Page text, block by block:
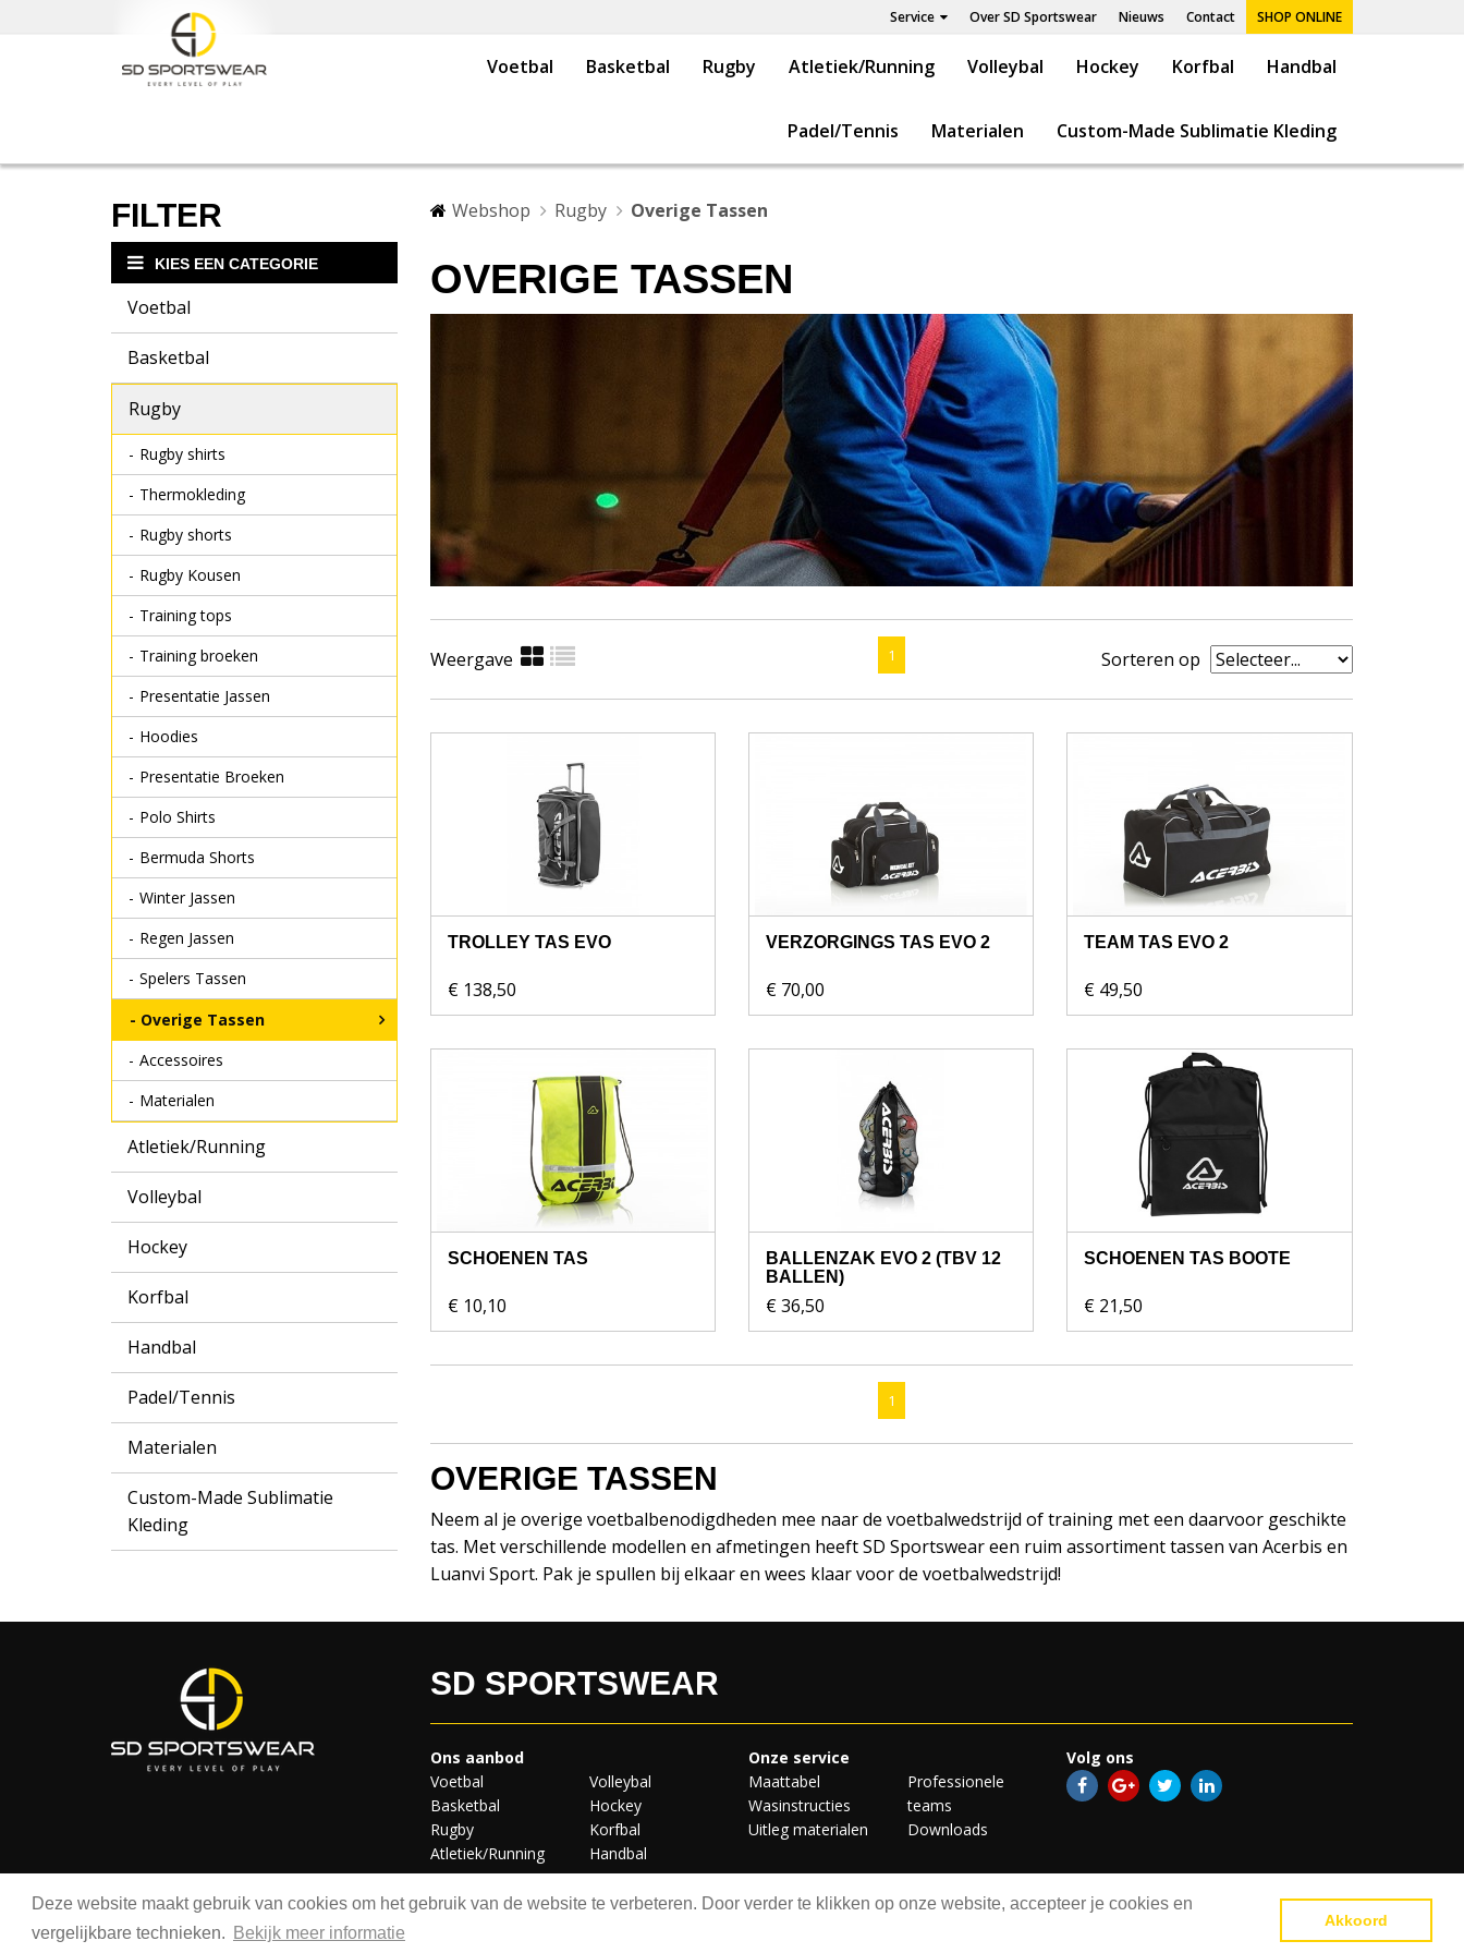
Deze website maakt gebruik van cookies om het gebruik van de website te verbeteren. Door verder te klikken op onze website, accepteer je cookies en
vergelijkbare technieken.
Bekijk meer informatie
Akkoord
Service Over SD Sportswear Nieuws Contact SHOP ONLINE
Voetbal Basketbal Rugby Atletiek/Running Volleybal Hockey Korfbal Handbal
Padel/Tennis Materialen Custom-Made Sublimatie Kleding
FILTER
KIES EEN CATEGORIE
Voetbal
Basketbal
Rugby
Rugby shirts
Thermokleding
Rugby shorts
Rugby Kousen
Training tops
Training broeken
Presentatie Jassen
Hoodies
Presentatie Broeken
Polo Shirts
Bermuda Shorts
Winter Jassen
Regen Jassen
Spelers Tassen
Overige Tassen
Accessoires
Materialen
Atletiek/Running
Volleybal
Hockey
Korfbal
Handbal
Padel/Tennis
Materialen
Custom-Made Sublimatie
Kleding
Webshop Rugby Overige Tassen
OVERIGE TASSEN
Weergave Sorteren op
1
TROLLEY TAS EVO
€ 138,50
VERZORGINGS TAS EVO 2
€ 70,00
TEAM TAS EVO 2
€ 49,50
SCHOENEN TAS
€ 10,10
BALLENZAK EVO 2 (TBV 12
BALLEN)
€ 36,50
SCHOENEN TAS BOOTE
€ 21,50
1
OVERIGE TASSEN
Neem al je overige voetbalbenodigdheden mee naar de voetbalwedstrijd of training met een daarvoor geschikte
tas. Met verschillende modellen en afmetingen heeft SD Sportswear een ruim assortiment tassen van Acerbis en
Luanvi Sport. Pak je spullen bij elkaar en wees klaar voor de voetbalwedstrijd!
SD SPORTSWEAR
Ons aanbod
Voetbal
Basketbal
Rugby
Atletiek/Running
Volleybal
Hockey
Korfbal
Handbal
Onze service
Maattabel
Wasinstructies
Uitleg materialen
Professionele
teams
Downloads
Volg ons